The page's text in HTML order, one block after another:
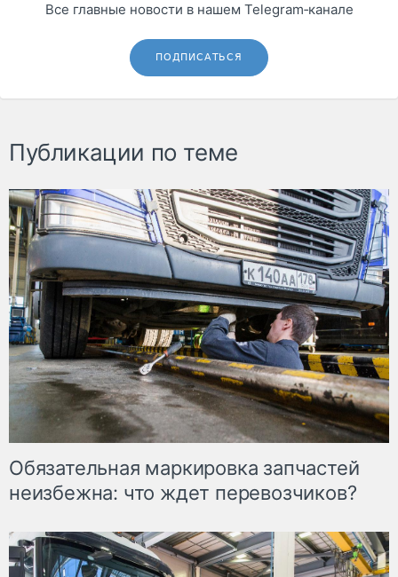
Все главные новости в нашем Telegram‑канале
ПОДПИСАТЬСЯ
Публикации по теме
Обязательная маркировка запчастей
неизбежна: что ждет перевозчиков?